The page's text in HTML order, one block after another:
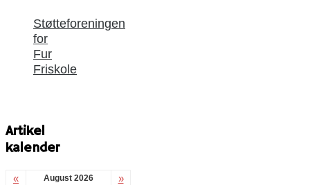
Støtteforeningen
for
Fur
Friskole
Artikel
kalender
« August 2026 »